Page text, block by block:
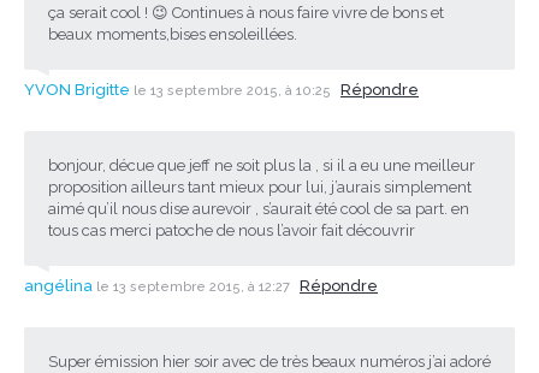
ça serait cool ! 😉 Continues à nous faire vivre de bons et
beaux moments,bises ensoleillées.
YVON Brigitte le 13 septembre 2015, à 10:25 Répondre
bonjour, décue que jeff ne soit plus la , si il a eu une meilleur
proposition ailleurs tant mieux pour lui, j’aurais simplement
aimé qu’il nous dise aurevoir , s’aurait été cool de sa part. en
tous cas merci patoche de nous l’avoir fait découvrir
angélina le 13 septembre 2015, à 12:27 Répondre
Super émission hier soir avec de très beaux numéros j’ai adoré